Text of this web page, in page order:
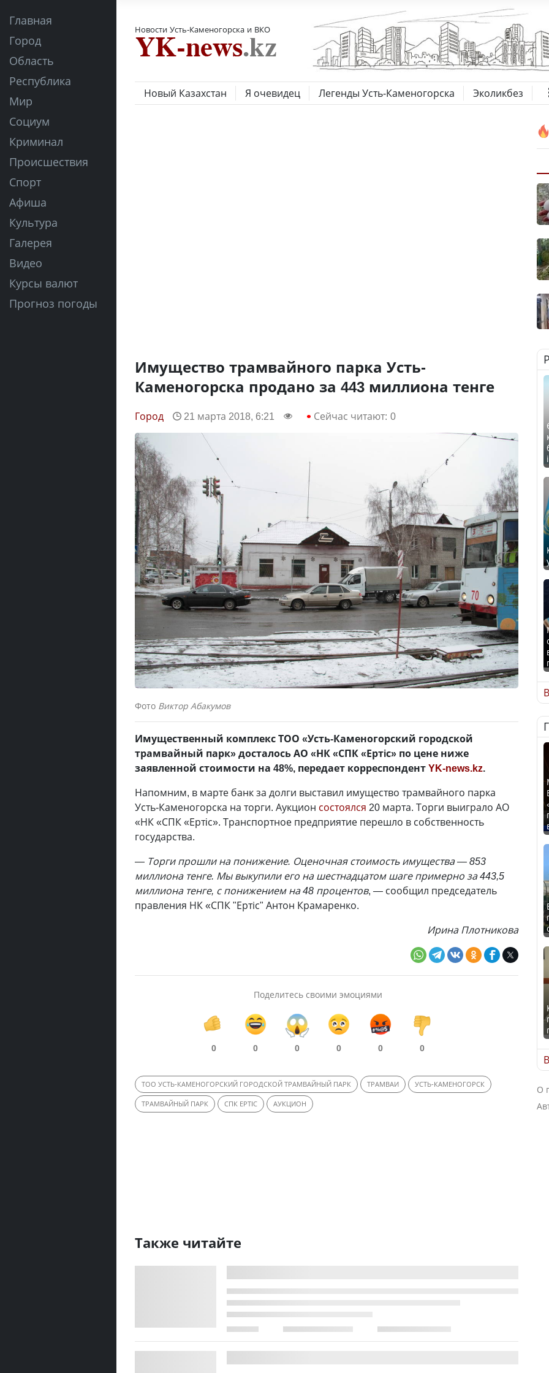
Главная
Город
Область
Республика
Мир
Социум
Криминал
Происшествия
Спорт
Афиша
Культура
Галерея
Видео
Курсы валют
Прогноз погоды
Новости Усть-Каменогорска и ВКО
Новый Казахстан Я очевидец Легенды Усть-Каменогорска Эколикбез
Имущество трамвайного парка Усть-
Каменогорска продано за 443 миллиона тенге
Город 21 марта 2018, 6:21 Сейчас читают: 0
Фото Виктор Абакумов
Имущественный комплекс ТОО «Усть-Каменогорский городской
трамвайный парк» досталось АО «НК «СПК «Ертiс» по цене ниже
заявленной стоимости на 48%, передает корреспондентYK-news.kz.
Напомним, в марте банк за долги выставил имущество трамвайного парка
Усть-Каменогорска на торги. Аукцион состоялся 20 марта. Торги выиграло АО
«НК «СПК «Ертiс». Транспортное предприятие перешло в собственность
государства.
— Торги прошли на понижение. Оценочная стоимость имущества — 853
миллиона тенге. Мы выкупили его на шестнадцатом шаге примерно за 443,5
миллиона тенге, с понижением на 48 процентов, — сообщил председатель
правления НК «СПК "Ертіс" Антон Крамаренко.
Ирина Плотникова
Поделитесь своими эмоциями
0 0 0 0 0 0
ТОО УСТЬ-КАМЕНОГОРСКИЙ ГОРОДСКОЙ ТРАМВАЙНЫЙ ПАРК ТРАМВАИ УСТЬ-КАМЕНОГОРСК
ТРАМВАЙНЫЙ ПАРК СПК ЕРТIС АУКЦИОН
Также читайте
О